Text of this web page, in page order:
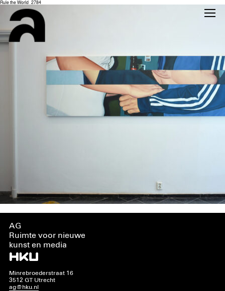
Rule the World_2784
AG
Ruimte voor nieuwe
kunst en media
Minrebroederstraat 16
3512 GT Utrecht
ag@hku.nl